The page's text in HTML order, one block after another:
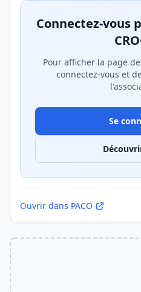
Connectez-vous
Pour afficher la page
connectez-vous et
Se
Ouvrir dans PACO